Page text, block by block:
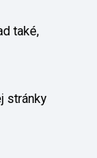
také,
stránky